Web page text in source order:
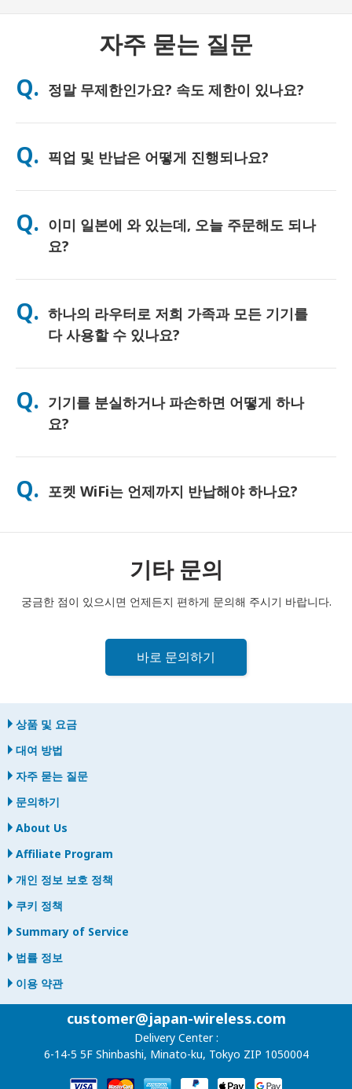
자주 묻는 질문
Q. 정말 무제한인가요? 속도 제한이 있나요?
A. 네, 진정한 무제한입니다. 저희는 FUP(페어 유즈 정책) 제한이나
만큼 데이터를 자유롭게 사용하실 수 있습니다. 다만, 모든 모바일
네트워크와 마찬가지로 일시적인 통신망 혼잡으로 인해 속도 저하
가 발생할 수 있습니다. 만약 정책적인 속도 제한이 발생할 경우,
Q. 픽업 및 반납은 어떻게 진행되나요?
주요 공항에서 직접 수령하시거나, 호텔 또는 숙소로 배송받으실
포함된 선불 반납 봉투를 사용하여 일본 내 어느 우체통이든 편리
하게 반납하시면 됩니다. 복잡한 서류 작성이나 카운터 대기 없이
간편하게 서비스를 이용하실 수 있습니다.
Q. 이미 일본에 와 있는데, 오늘 주문해도 되나
요?
네, 당일 공항 픽업이 가능합니다. 호텔 배송의 경우, 보통 다음 날
역에서 가장 빠른 수령 방법을 알고 싶으시다면, 언제든지 저희에
게 문의해 주세요. 친절하게 안내해 드리겠습니다.
Q. 하나의 라우터로 저희 가족과 모든 기기를
다 사용할 수 있나요?
네, 최대 10대까지(폰, 태블릿, 노트북 등) 동시에 연결하여 사용하
하게 사용하시도록 무료 보조 배터리를 함께 제공해 드리고 있습
니다.
Q. 기기를 분실하거나 파손하면 어떻게 하나
요?
결제 시 분실 또는 파손에 대비한 보험을 추가할 수 있습니다. 보험
에게 연락해 주세요. 연결을 유지하실 수 있도록 도와드리겠습니
다.
Q. 포켓 WiFi는 언제까지 반납해야 하나요?
기타 문의
궁금한 점이 있으시면 언제든지 편하게 문의해 주시기 바랍니다.
바로 문의하기
상품 및 요금
대여 방법
자주 묻는 질문
문의하기
About Us
Affiliate Program
개인 정보 보호 정책
쿠키 정책
Summary of Service
법률 정보
이용 약관
customer@japan-wireless.com
Delivery Center :
6-14-5 5F Shinbashi, Minato-ku, Tokyo ZIP 1050004